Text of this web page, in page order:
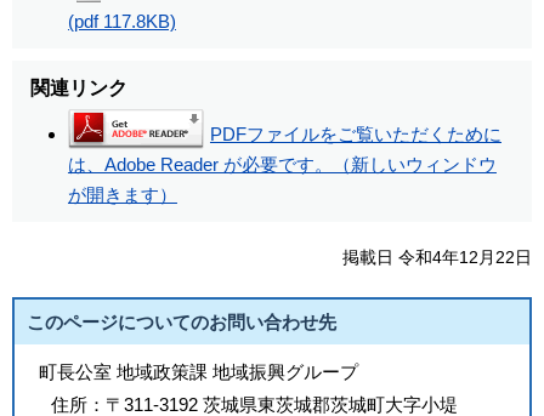
(pdf 117.8KB)
関連リンク
PDFファイルをご覧いただくために
は、Adobe Reader が必要です。（新しいウィンドウ
が開きます）
掲載日 令和4年12月22日
このページについてのお問い合わせ先
町長公室 地域政策課 地域振興グループ
住所： 〒311-3192 茨城県東茨城郡茨城町大字小堤